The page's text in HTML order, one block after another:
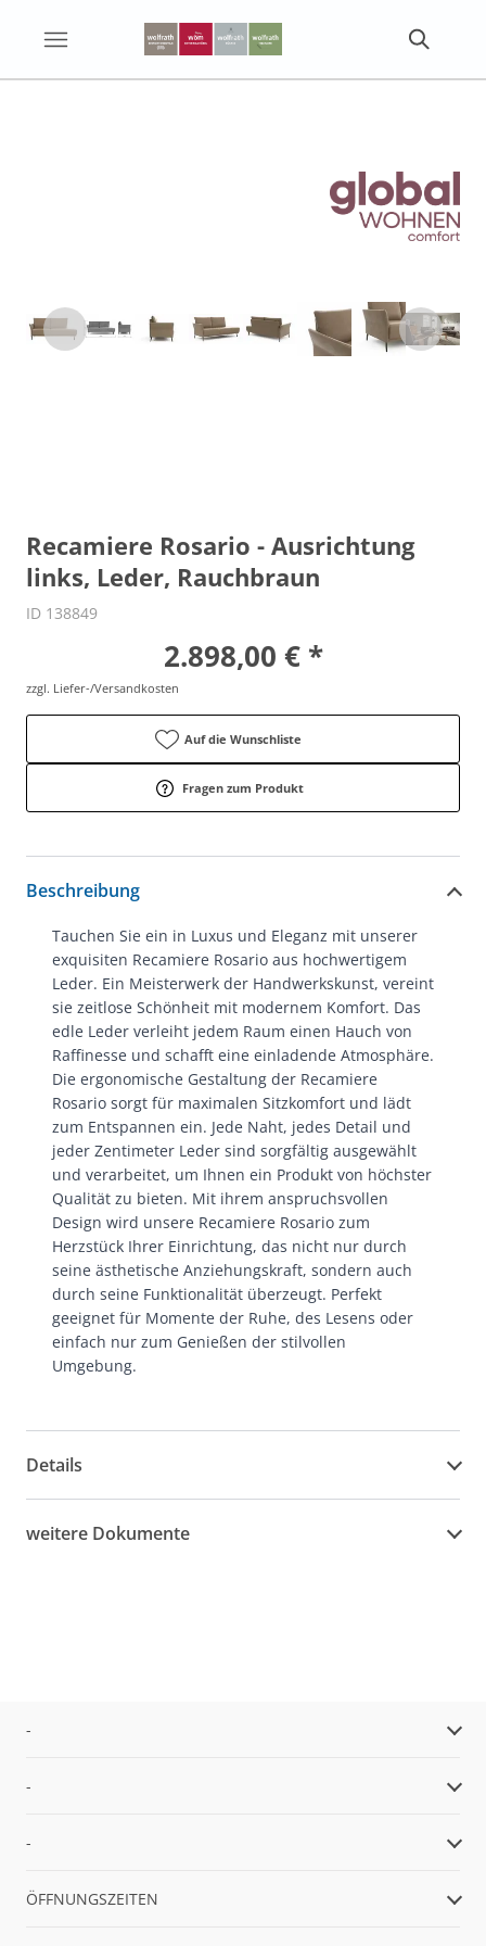
Recamiere Rosario - Ausrichtung
links, Leder, Rauchbraun
ID 138849
2.898,00 € *
zzgl. Liefer-/Versandkosten
Auf die Wunschliste
Fragen zum Produkt
Beschreibung
Tauchen Sie ein in Luxus und Eleganz mit unserer
exquisiten Recamiere Rosario aus hochwertigem
Leder. Ein Meisterwerk der Handwerkskunst, vereint
sie zeitlose Schönheit mit modernem Komfort. Das
edle Leder verleiht jedem Raum einen Hauch von
Raffinesse und schafft eine einladende Atmosphäre.
Die ergonomische Gestaltung der Recamiere
Rosario sorgt für maximalen Sitzkomfort und lädt
zum Entspannen ein. Jede Naht, jedes Detail und
jeder Zentimeter Leder sind sorgfältig ausgewählt
und verarbeitet, um Ihnen ein Produkt von höchster
Qualität zu bieten. Mit ihrem anspruchsvollen
Design wird unsere Recamiere Rosario zum
Herzstück Ihrer Einrichtung, das nicht nur durch
seine ästhetische Anziehungskraft, sondern auch
durch seine Funktionalität überzeugt. Perfekt
geeignet für Momente der Ruhe, des Lesens oder
einfach nur zum Genießen der stilvollen
Umgebung.
Details
weitere Dokumente
-
-
-
ÖFFNUNGSZEITEN